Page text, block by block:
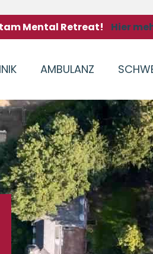
Mental Retreat! Hier
AMBULANZ